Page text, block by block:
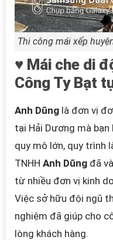
Thi công mái xếp
♥ Mái che di
Công Ty Bạt
Anh Dũng là đơn vị
tại Hải Dương mà
quy mô lớn, quy trình
TNHH Anh Dũng đã
từ nhiều đơn vị kinh
Việc sở hữu đội ngũ
nghiệm đã giúp cho
lòng khách hàng.